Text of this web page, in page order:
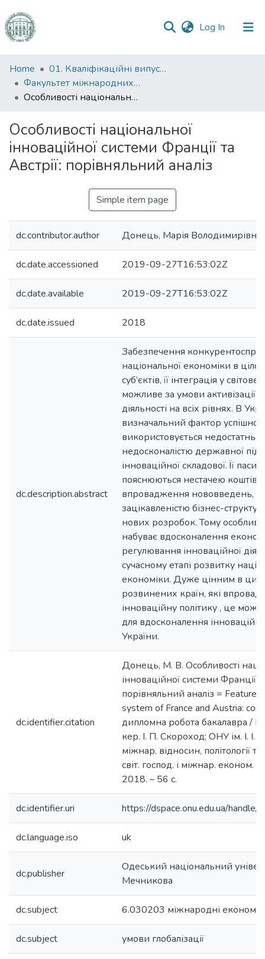
Log In (current)
Communities
&
Collections
Statistics
Home
01. Кваліфікаційні випускні роботи здобувачів вищої освіти
Факультет міжнародних відносин, політології та соціології
Особливості національної інноваційної системи Франції та Австрії: порівняльний аналіз
Особливості національної
інноваційної системи Франції та
Австрії: порівняльний аналіз
Simple item page
dc.contributor.author Донець, Марія Володимирівна
dc.date.accessioned 2019-09-27T16:53:02Z
dc.date.available 2019-09-27T16:53:02Z
dc.date.issued 2018
dc.description.abstract
Забезпечення
національної економіки в
суб’єктів, її інтеграція у
можливе за умови активізації
діяльності на всіх рівнях. В
визначальний фактор
використовується
недосконалістю державної
інноваційної складової. Її
пояснюються нестачею коштів і
впровадження нововведень,
зацікавленістю бізнес-
нових розробок. Тому
набуває вдосконалення
регулювання інноваційної
сучасному етапі розвитку
економіки. Дуже цінним в цих
розвинених країн, які
інноваційну політику , це
для вдосконалення
України.
dc.identifier.citation
Донець, М. В. Особливості
інноваційної системи Франції
порівняльний аналіз =
system of France and Austria:
дипломна робота бакалавра /
кер. І. П. Скороход; ОНУ ім. І. І.
міжнар. відносин, політології та
світ. господ. і міжнар. економ.
2018. – 56 с.
dc.identifier.uri https://dspace.onu.edu.ua/
dc.language.iso uk
dc.publisher
Одеський національний
Мечникова
dc.subject 6.030203 міжнародні
dc.subject умови глобалізації